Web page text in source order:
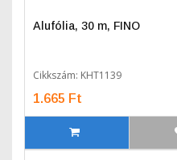
Alufólia, 30 m, FINO
Cikkszám: KHT1139
1.665 Ft